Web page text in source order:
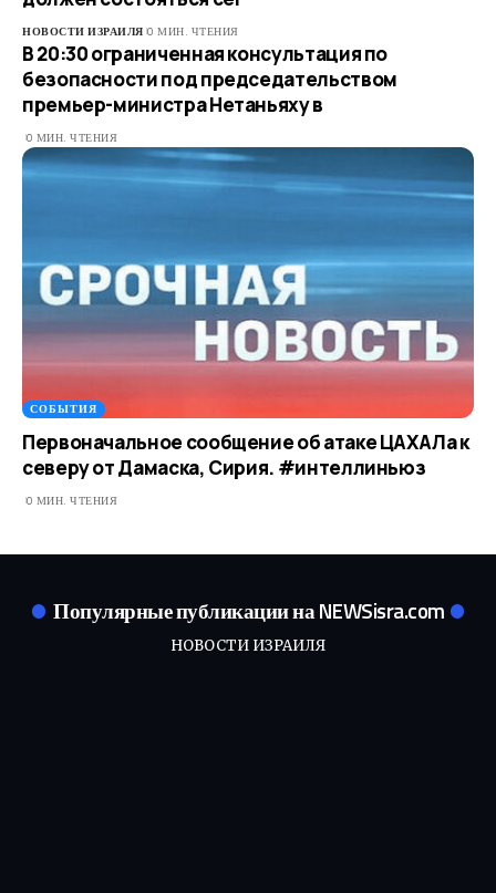
НОВОСТИ ИЗРАИЛЯ 0 МИН. ЧТЕНИЯ
В 20:30 ограниченная консультация по
безопасности под председательством
премьер-министра Нетаньяху в
0 МИН. ЧТЕНИЯ
СОБЫТИЯ
Первоначальное сообщение об атаке ЦАХАЛа к
северу от Дамаска, Сирия. #интеллиньюз
0 МИН. ЧТЕНИЯ
Популярные публикации на NEWSisra.com
НОВОСТИ ИЗРАИЛЯ